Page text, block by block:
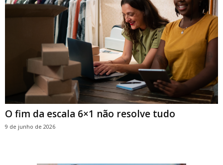
O fim da escala 6×1 não resolve tudo
9 de junho de 2026